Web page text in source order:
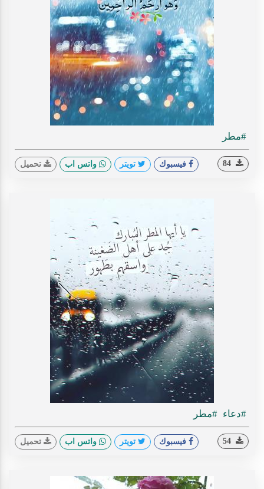
#مطر
فيسبوك تويتر واتس اب تحميل
#دعاء #مطر
فيسبوك تويتر واتس اب تحميل